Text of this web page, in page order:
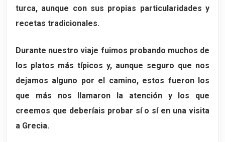
turca, aunque con sus propias particularidades y
recetas tradicionales.
Durante nuestro viaje fuimos probando muchos de
los platos más típicos y, aunque seguro que nos
dejamos alguno por el camino, estos fueron los
que más nos llamaron la atención y los que
creemos que deberíais probar sí o sí en una visita
a Grecia.